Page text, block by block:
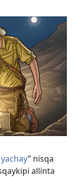
” nisqa
allinta